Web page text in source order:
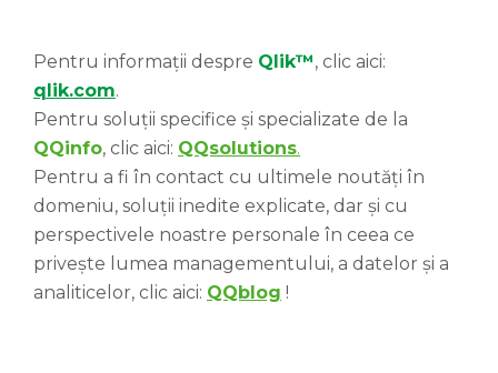
Pentru informații despre Qlik™, clic aici:
qlik.com.
Pentru soluții specifice și specializate de la
QQinfo, clic aici: QQsolutions.
Pentru a fi în contact cu ultimele noutăți în
domeniu, soluții inedite explicate, dar și cu
perspectivele noastre personale în ceea ce
privește lumea managementului, a datelor și a
analiticelor, clic aici: QQblog !